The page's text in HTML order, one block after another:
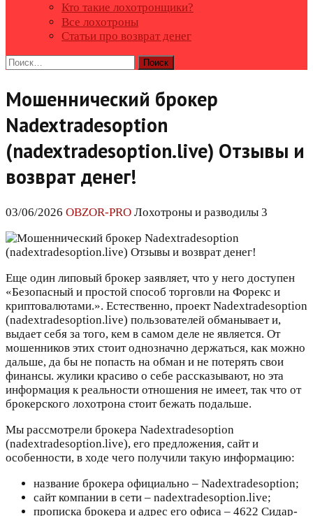
Кто такие лохотронщики?
Все лохотроны
Статьи про возврат денег
Найти:
Мошеннический брокер
Nadextradesoption
(nadextradesoption.live) Отзывы и
возврат денег!
03/06/2026 OBZOR-PRO Лохотроны и разводилы 3
Еще один липовый брокер заявляет, что у него доступен
«Безопасный и простой способ торговли на Форекс и
криптовалютами.». Естественно, проект Nadextradesoption
(nadextradesoption.live) пользователей обманывает и,
выдает себя за того, кем в самом деле не является. От
мошенников этих стоит однозначно держаться, как можно
дальше, да бы не попасть на обман и не потерять свои
финансы. жулики красиво о себе рассказывают, но эта
информация к реальности отношения не имеет, так что от
брокерского лохотрона стоит бежать подальше.
Мы рассмотрели брокера Nadextradesoption
(nadextradesoption.live), его предложения, сайт и
особенности, в ходе чего получили такую информацию:
название брокера официально – Nadextradesoption;
сайт компании в сети – nadextradesoption.live;
прописка брокера и адрес его офиса – 4622 Сидар-